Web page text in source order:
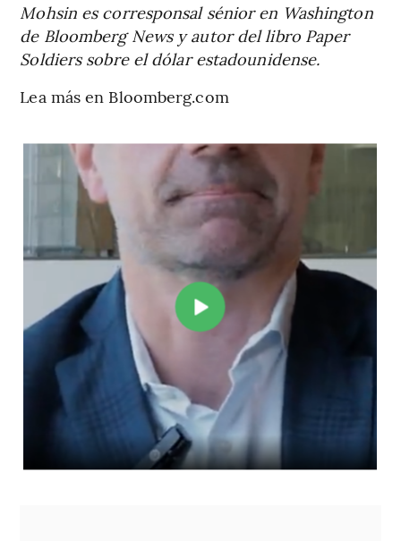
Mohsin es corresponsal sénior en Washington
de Bloomberg News y autor del libro Paper
Soldiers sobre el dólar estadounidense.
Lea más en Bloomberg.com